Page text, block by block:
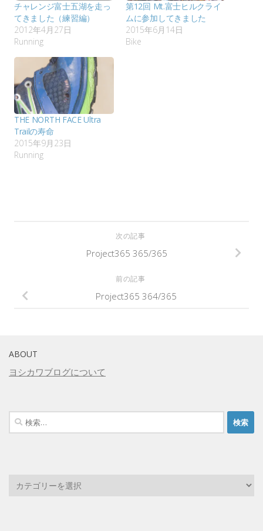
チャレンジ富士五湖を走っ
てきました（練習編）
2012年4月27日
Running
第12回 Mt.富士ヒルクライ
ムに参加してきました
2015年6月14日
Bike
THE NORTH FACE Ultra
Trailの寿命
2015年9月23日
Running
次の記事
Project365 365/365
前の記事
Project365 364/365
ABOUT
ヨシカワブログについて
検
索: